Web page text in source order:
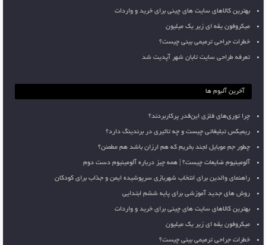
بهترین کالاهای سایت های چینی برای خرید و واردات
میکروفون یقه ای زیر یک میلیون
خطرات جراحی ترمیمی بینی چیست؟
تعرفه طراحی سایت تابان شهر آپدیت شد
آخرین آلبوم ها
چرا توری‌های فلزی این‌قدر پرکاربردند؟
ریمیکس تبلیغاتی چیست و چه تاثیری در برندینگ دارد؟
چطور جم موبایل لجند بخریم که هم ارزان باشد هم مطمئن؟
آلومینیوم ضایعات چیست؟ | همه چیز درباره آلومینیوم دست دوم
راهنمای والدین برای انتخاب شهربازی سرپوشیده ایمن و جذاب برای کودکان
روش های جدید آموزشی برای پایه ششم ابتدایی
بهترین کالاهای سایت های چینی برای خرید و واردات
میکروفون یقه ای زیر یک میلیون
خطرات جراحی ترمیمی بینی چیست؟